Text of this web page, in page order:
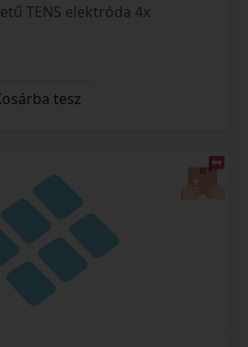
TENS elektróda 4x
tesz